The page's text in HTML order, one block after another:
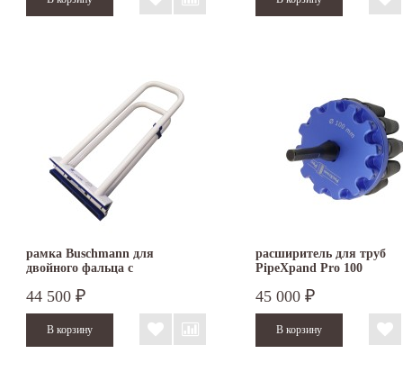
рамка Buschmann для
двойного фальца с
44 500 ₽
расширитель для труб
PipeXpand Pro 100
45 000 ₽